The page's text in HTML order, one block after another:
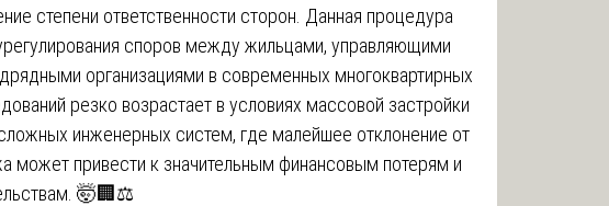
степени ответственности сторон. Данная процедура
споров между жильцами, управляющими
организациями в современных многоквартирных
резко возрастает в условиях массовой застройки
инженерных систем, где малейшее отклонение от
может привести к значительным финансовым потерям и
🤯🏢⚖️